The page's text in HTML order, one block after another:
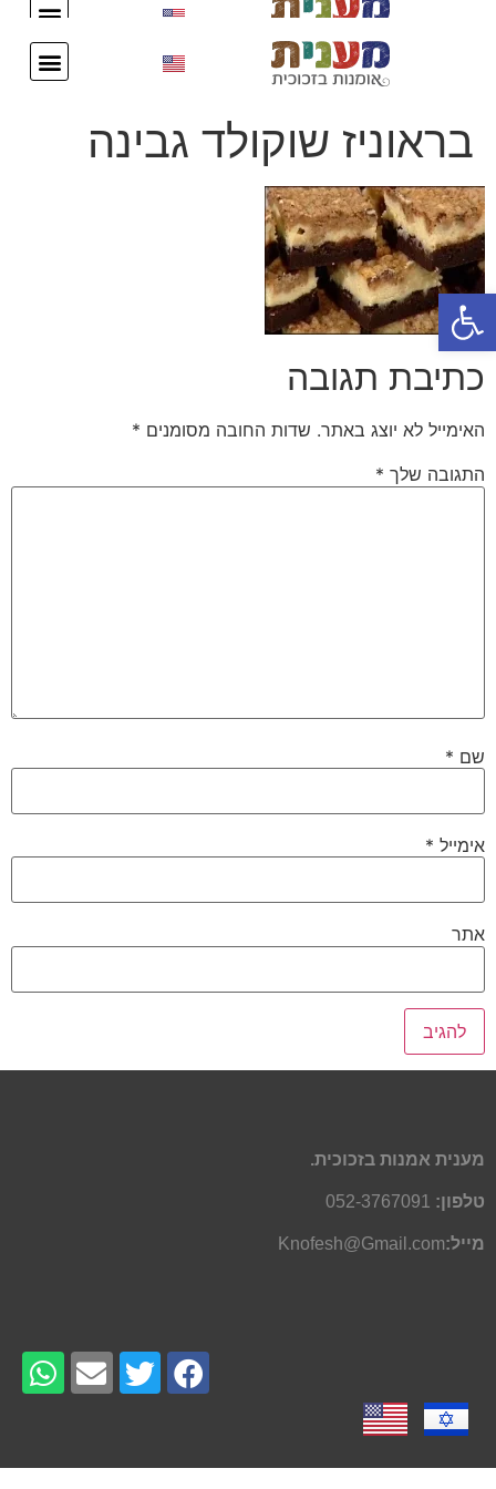
בראוניז שוקולד גבינה
כתיבת תגובה
האימייל לא יוצג באתר. שדות החובה מסומנים *
התגובה שלך *
שם *
אימייל *
אתר
מענית אמנות בזכוכית.
טלפון: 052-3767091
מייל:Knofesh@Gmail.com
פתח סרגל נגישות